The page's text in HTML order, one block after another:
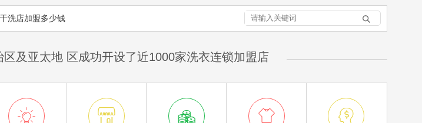
干洗店加盟多少钱 
及亚太地 区成功开设了近1000家洗衣连锁加盟店
    